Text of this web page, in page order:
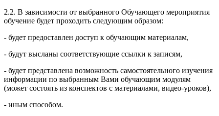
2.2. В зависимости от выбранного Обучающего мероприятия
обучение будет проходить следующим образом:
- будет предоставлен доступ к обучающим материалам,
- будут высланы соответствующие ссылки к записям,
- будет представлена возможность самостоятельного изучения
информации по выбранным Вами обучающим модулям
(может состоять из конспектов с материалами, видео-уроков),
- иным способом.